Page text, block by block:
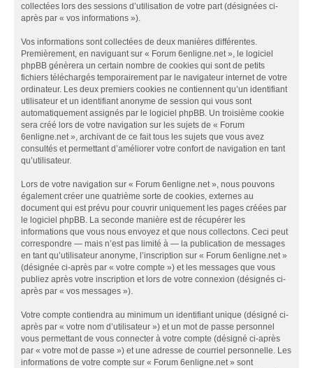
collectées lors des sessions d’utilisation de votre part (désignées ci-
après par « vos informations »).
Vos informations sont collectées de deux manières différentes.
Premièrement, en naviguant sur « Forum 6enligne.net », le logiciel
phpBB génèrera un certain nombre de cookies qui sont de petits
fichiers téléchargés temporairement par le navigateur internet de votre
ordinateur. Les deux premiers cookies ne contiennent qu’un identifiant
utilisateur et un identifiant anonyme de session qui vous sont
automatiquement assignés par le logiciel phpBB. Un troisième cookie
sera créé lors de votre navigation sur les sujets de « Forum
6enligne.net », archivant de ce fait tous les sujets que vous avez
consultés et permettant d’améliorer votre confort de navigation en tant
qu’utilisateur.
Lors de votre navigation sur « Forum 6enligne.net », nous pouvons
également créer une quatrième sorte de cookies, externes au
document qui est prévu pour couvrir uniquement les pages créées par
le logiciel phpBB. La seconde manière est de récupérer les
informations que vous nous envoyez et que nous collectons. Ceci peut
correspondre — mais n’est pas limité à — la publication de messages
en tant qu’utilisateur anonyme, l’inscription sur « Forum 6enligne.net »
(désignée ci-après par « votre compte ») et les messages que vous
publiez après votre inscription et lors de votre connexion (désignés ci-
après par « vos messages »).
Votre compte contiendra au minimum un identifiant unique (désigné ci-
après par « votre nom d’utilisateur ») et un mot de passe personnel
vous permettant de vous connecter à votre compte (désigné ci-après
par « votre mot de passe ») et une adresse de courriel personnelle. Les
informations de votre compte sur « Forum 6enligne.net » sont